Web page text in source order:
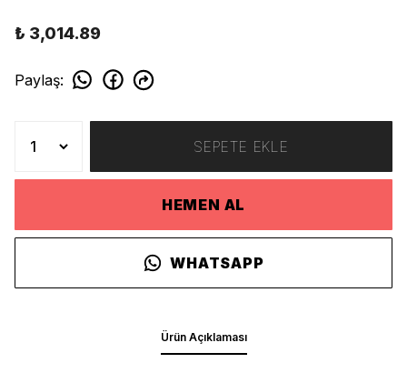
₺ 3,014.89
Paylaş:
SEPETE EKLE
HEMEN AL
WHATSAPP
Ürün Açıklaması